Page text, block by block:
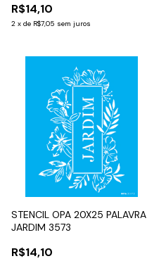
R$14,10
2 x de R$7,05 sem juros
STENCIL OPA 20X25 PALAVRA
JARDIM 3573
R$14,10